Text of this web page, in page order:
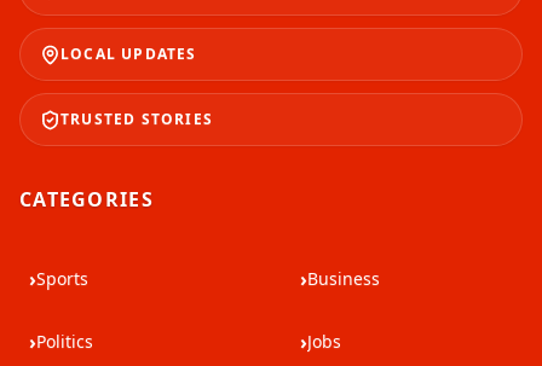
LOCAL UPDATES
TRUSTED STORIES
CATEGORIES
›Sports
›Politics
›Business
›Jobs